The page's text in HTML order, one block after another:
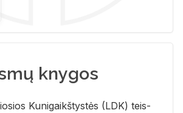
knygos
Ku­ni­gaikš­tys­tės (LDK) teis­